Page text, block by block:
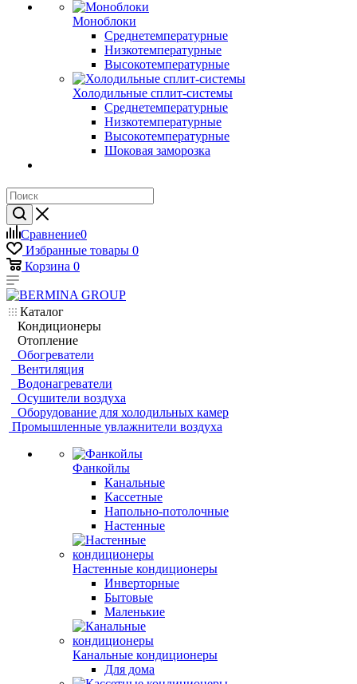
Моноблоки
Среднетемпературные
Низкотемпературные
Высокотемпературные
Холодильные сплит-системы
Среднетемпературные
Низкотемпературные
Высокотемпературные
Шоковая заморозка
Сравнение0
Избранные товары 0
Корзина 0
Каталог
Кондиционеры
Отопление
Обогреватели
Вентиляция
Водонагреватели
Осушители воздуха
Оборудование для холодильных камер
Промышленные увлажнители воздуха
Фанкойлы
Канальные
Кассетные
Напольно-потолочные
Настенные
Настенные кондиционеры
Инверторные
Бытовые
Маленькие
Канальные кондиционеры
Для дома